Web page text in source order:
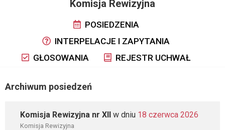
Komisja Rewizyjna
POSIEDZENIA
INTERPELACJE I ZAPYTANIA
GŁOSOWANIA
REJESTR UCHWAŁ
Archiwum posiedzeń
Komisja Rewizyjna nr XII w dniu 18 czerwca 2026
Komisja Rewizyjna